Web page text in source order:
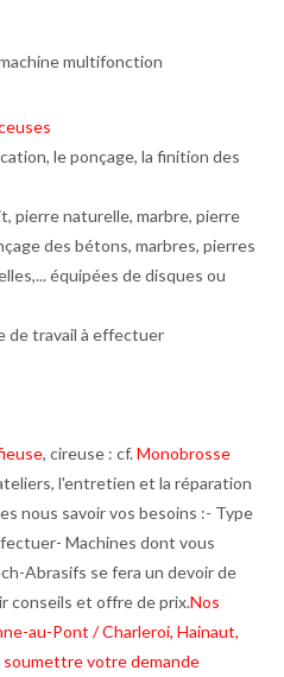
multifonction
le ponçage, la finition des
pierre naturelle, marbre, pierre
des bétons, marbres, pierres
équipées de disques ou
de travail à effectuer
, cireuse : cf.Monobrosse
l'entretien et la réparation
nous savoir vos besoins :- Type
Machines dont vous
Abrasifs se fera un devoir de
conseils et offre de prix.Nos
au-Pont / Charleroi, Hainaut,
soumettre votre demande